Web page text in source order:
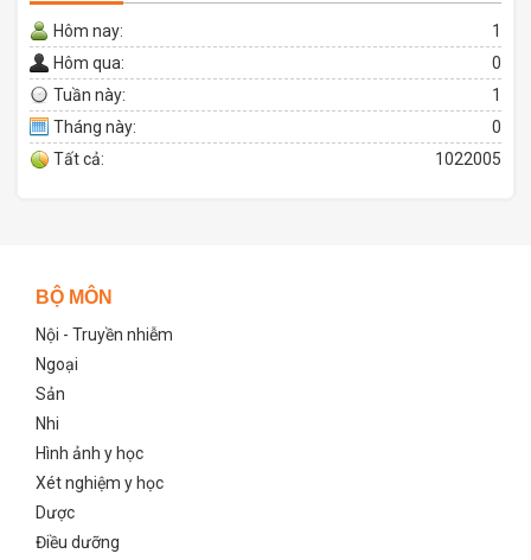
Hôm nay:
1
Hôm qua:
0
Tuần này:
1
Tháng này:
0
Tất cả:
1022005
BỘ MÔN
Nội - Truyền nhiễm
Ngoại
Sản
Nhi
Hình ảnh y học
Xét nghiệm y học
Dược
Điều dưỡng